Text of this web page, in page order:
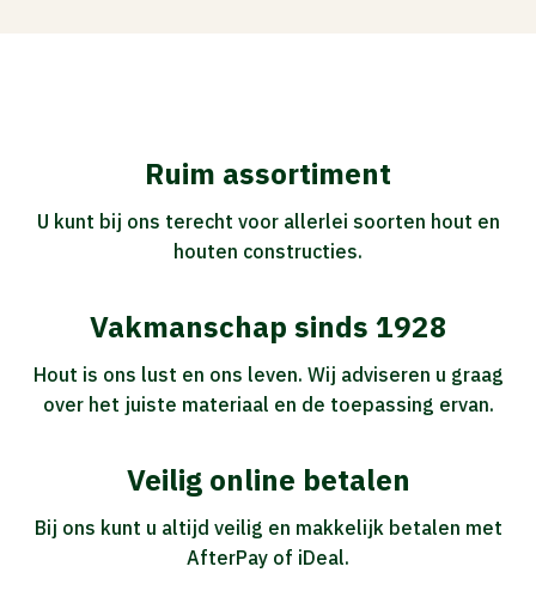
Ruim assortiment
U kunt bij ons terecht voor allerlei soorten hout en
houten constructies.
Vakmanschap sinds 1928
Hout is ons lust en ons leven. Wij adviseren u graag
over het juiste materiaal en de toepassing ervan.
Veilig online betalen
Bij ons kunt u altijd veilig en makkelijk betalen met
AfterPay of iDeal.